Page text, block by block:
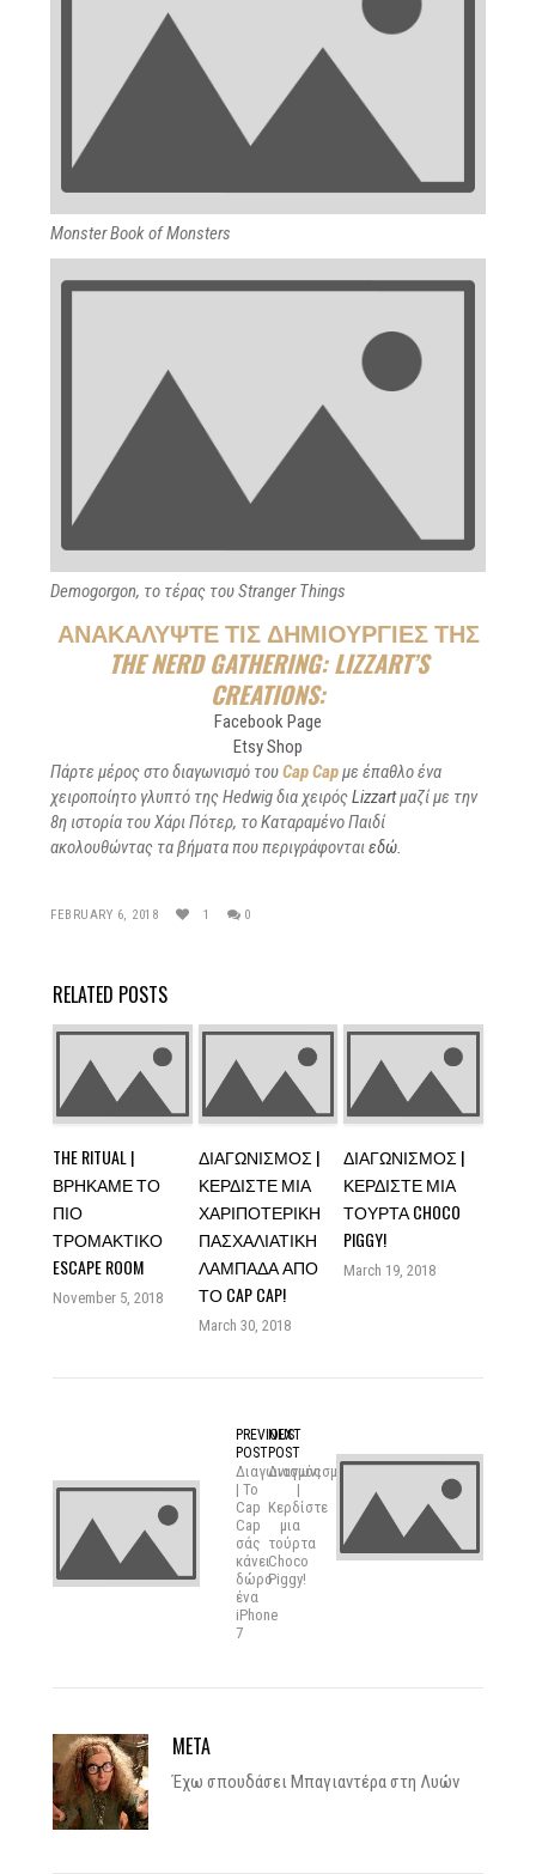
Monster Book of Monsters
Demogorgon, το τέρας του Stranger Things
ΑΝΑΚΑΛΎΨΤΕ ΤΙΣ ΔΗΜΙΟΥΡΓΊΕΣ ΤΗΣ
THE NERD GATHERING: LIZZART’S
CREATIONS:
Facebook Page
Etsy Shop
Πάρτε μέρος στο διαγωνισμό τουCap Capμε έπαθλο ένα
χειροποίητο γλυπτό της Hedwig δια χειρόςLizzartμαζί με την
8η ιστορία του Χάρι Πότερ, το Καταραμένο Παιδί
ακολουθώντας τα βήματα που περιγράφονται εδώ.
FEBRUARY 6, 2018 1 0
RELATED POSTS
THE RITUAL |
ΒΡΉΚΑΜΕ ΤΟ
ΠΙΟ
ΤΡΟΜΑΚΤΙΚΌ
ESCAPE ROOM
November 5, 2018
ΔΙΑΓΩΝΙΣΜΌΣ |
ΚΕΡΔΊΣΤΕ ΜΙΑ
ΧΑΡΙΠΟΤΕΡΙΚΉ
ΠΑΣΧΑΛΙΆΤΙΚΗ
ΛΑΜΠΆΔΑ ΑΠΌ
ΤΟ CAP CAP!
March 30, 2018
ΔΙΑΓΩΝΙΣΜΌΣ |
ΚΕΡΔΊΣΤΕ ΜΙΑ
ΤΟΎΡΤΑ CHOCO
PIGGY!
March 19, 2018
PREVIOUS
POST
Διαγωνισμός
| Το
Cap
Cap
σάς
κάνει
δώρο
ένα
iPhone
7
NEXT
POST
Διαγωνισμός
|
Κερδίστε
μια
τούρτα
Choco
Piggy!
META
Έχω σπουδάσει Μπαγιαντέρα στη Λυών